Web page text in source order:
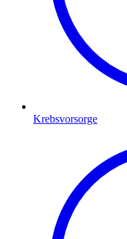
Krebsvorsorge